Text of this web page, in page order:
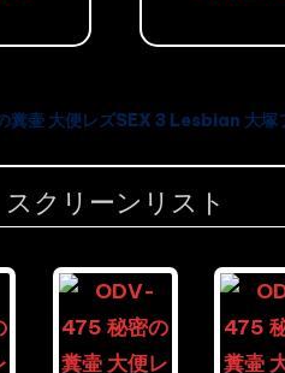
壷 大便レズSEX 3 Lesbian 大塚
スクリーンリスト